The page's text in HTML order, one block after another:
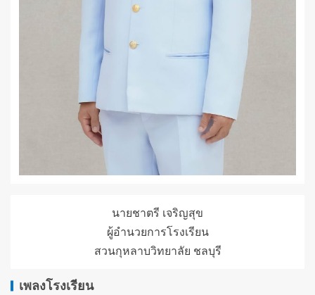
นายชาตรี เจริญสุข
ผู้อำนวยการโรงเรียน
สวนกุหลาบวิทยาลัย ชลบุรี
เพลงโรงเรียน